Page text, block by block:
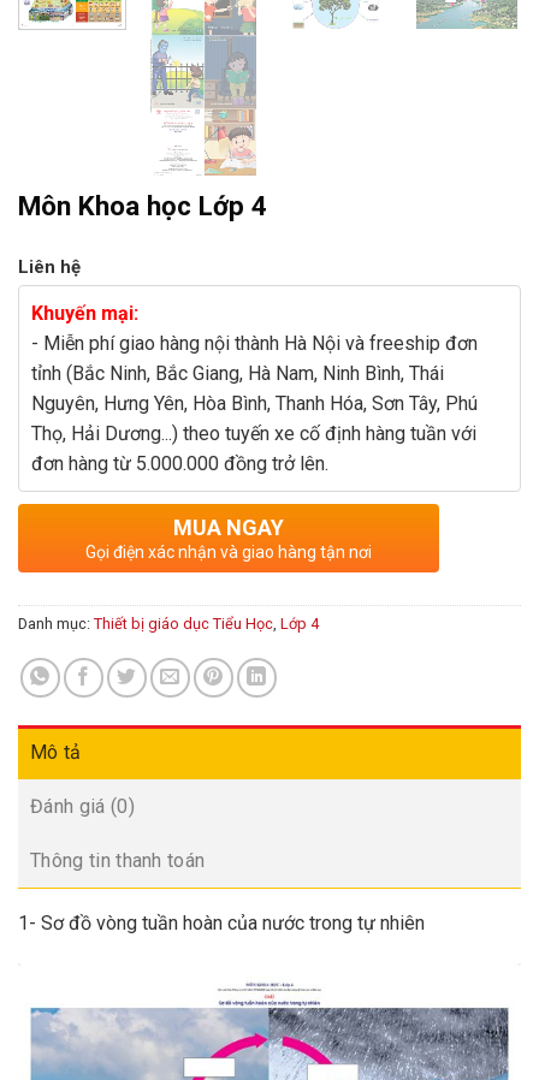
Môn Khoa học Lớp 4
Liên hệ
Khuyến mại:
- Miễn phí giao hàng nội thành Hà Nội và freeship đơn
tỉnh (Bắc Ninh, Bắc Giang, Hà Nam, Ninh Bình, Thái
Nguyên, Hưng Yên, Hòa Bình, Thanh Hóa, Sơn Tây, Phú
Thọ, Hải Dương...) theo tuyến xe cố định hàng tuần với
đơn hàng từ 5.000.000 đồng trở lên.
MUA NGAY
Gọi điện xác nhận và giao hàng tận nơi
Danh mục: Thiết bị giáo dục Tiểu Học, Lớp 4
Mô tả
Đánh giá (0)
Thông tin thanh toán
1- Sơ đồ vòng tuần hoàn của nước trong tự nhiên